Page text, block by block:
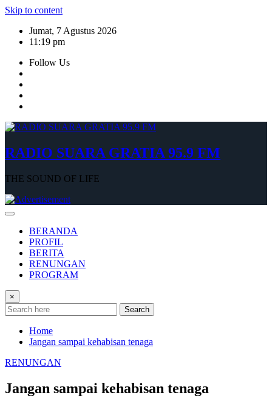
Skip to content
Jumat, 7 Agustus 2026
11:19 pm
Follow Us
RADIO SUARA GRATIA 95.9 FM
THE SOUND OF LIFE
BERANDA
PROFIL
BERITA
RENUNGAN
PROGRAM
×
Search
Home
Jangan sampai kehabisan tenaga
RENUNGAN
Jangan sampai kehabisan tenaga